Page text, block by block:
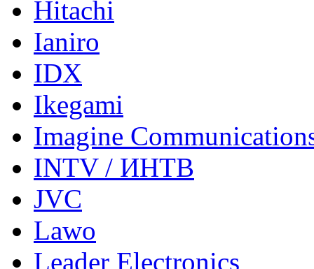
Hitachi
Ianiro
IDX
Ikegami
Imagine
INTV / ИНТВ
JVC
Lawo
Leader Electronics